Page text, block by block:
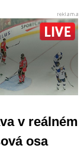
v reálném
osa